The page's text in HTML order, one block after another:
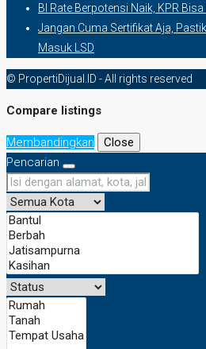
BI Rate Berpotensi Naik, KPR Bisa
Jangan Cuma Sertifikat Aja,
Masuk LSD
© PropertiDijual.ID - All rights reserved
Compare listings
Membandingkan
Close
Pencarian